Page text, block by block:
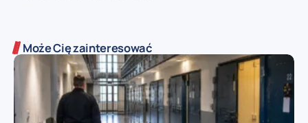
Może Cię zainteresować